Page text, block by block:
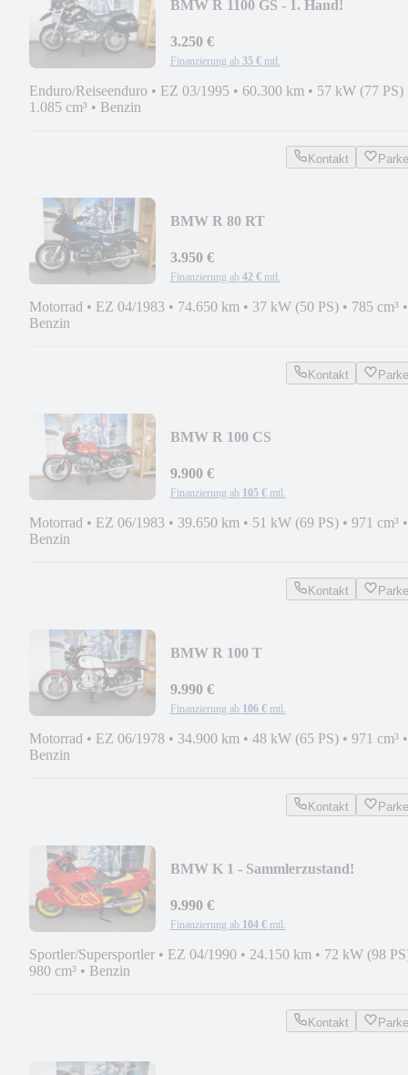
BMW R 1100 GS - 1. Hand!
3.250 €
Finanzierung ab 35 € mtl.
Enduro/Reiseenduro • EZ 03/1995 • 60.300 km • 57 kW (77 PS)
1.085 cm³ • Benzin
Kontakt
BMW R 80 RT
3.950 €
Finanzierung ab 42 € mtl.
Motorrad • EZ 04/1983 • 74.650 km • 37 kW (50 PS) • 785 cm³ •
Benzin
Kontakt
BMW R 100 CS
9.900 €
Finanzierung ab 105 € mtl.
Motorrad • EZ 06/1983 • 39.650 km • 51 kW (69 PS) • 971 cm³ •
Benzin
Kontakt
BMW R 100 T
9.990 €
Finanzierung ab 106 € mtl.
Motorrad • EZ 06/1978 • 34.900 km • 48 kW (65 PS) • 971 cm³ •
Benzin
Kontakt
BMW K 1 - Sammlerzustand!
9.990 €
Finanzierung ab 104 € mtl.
Sportler/Supersportler • EZ 04/1990 • 24.150 km • 72 kW (98
980 cm³ • Benzin
Kontakt